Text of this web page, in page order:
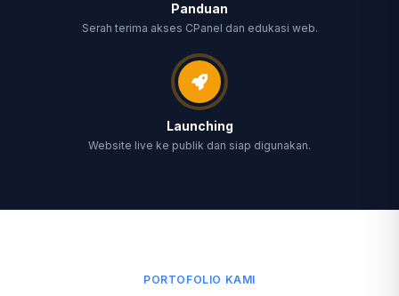
Panduan
Serah terima akses CPanel dan edukasi web.
Launching
Website live ke publik dan siap digunakan.
PORTOFOLIO KAMI